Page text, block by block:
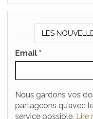
LES
Email *
Nous gardons vos
partageons qu’avec
service possible. Lire